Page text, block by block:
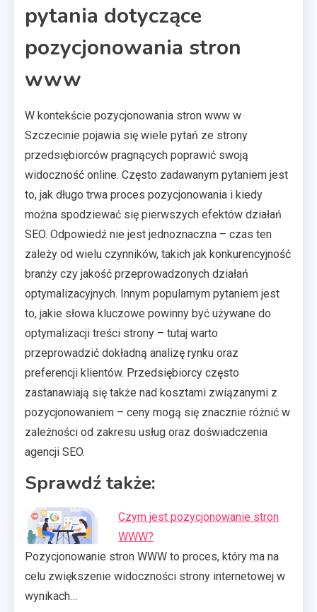
pytania dotyczące
pozycjonowania stron
www
W kontekście pozycjonowania stron www w
Szczecinie pojawia się wiele pytań ze strony
przedsiębiorców pragnących poprawić swoją
widoczność online. Często zadawanym pytaniem jest
to, jak długo trwa proces pozycjonowania i kiedy
można spodziewać się pierwszych efektów działań
SEO. Odpowiedź nie jest jednoznaczna – czas ten
zależy od wielu czynników, takich jak konkurencyjność
branży czy jakość przeprowadzonych działań
optymalizacyjnych. Innym popularnym pytaniem jest
to, jakie słowa kluczowe powinny być używane do
optymalizacji treści strony – tutaj warto
przeprowadzić dokładną analizę rynku oraz
preferencji klientów. Przedsiębiorcy często
zastanawiają się także nad kosztami związanymi z
pozycjonowaniem – ceny mogą się znacznie różnić w
zależności od zakresu usług oraz doświadczenia
agencji SEO.
Sprawdź także:
Czym jest pozycjonowanie stron
WWW?
Pozycjonowanie stron WWW to proces, który ma na
celu zwiększenie widoczności strony internetowej w
wynikach…